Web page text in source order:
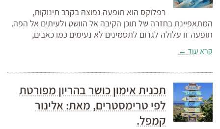
רפלוקס הוא תופעה נפוצה בקרב תינוקות,
המתאפיינת בחזרה של תוכן הקיבה אל הוושט ולעיתים אל הפה.
תופעה זו עלולה לגרום לתסמינים לא נעימים כמו כאבים,
קרא עוד ←
תכנית אימון כושר בהריון מפורטת
לפי טרימסטרים, מאת: אלינור
קמפל.